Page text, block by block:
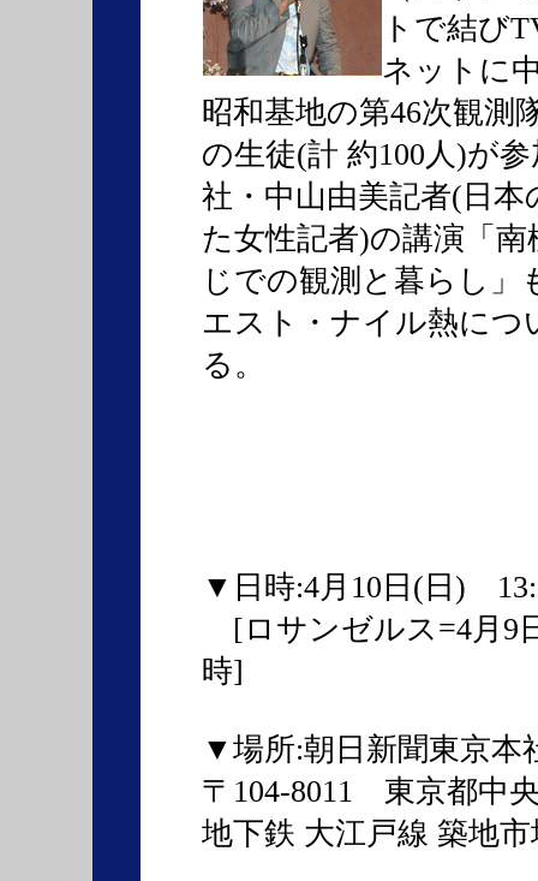
トで結び
ネットに
昭和基地の第46次観測
の生徒(計 約100人)が
社・中山由美記者(日
た女性記者)の講演「
じでの観測と暮らし」
エスト・ナイル熱につ
る。
▼日時:4月10日(日)
[ロサンゼルス=4月9
時]
▼場所:朝日新聞東京本
〒104-8011 東京都中
地下鉄 大江戸線 築地